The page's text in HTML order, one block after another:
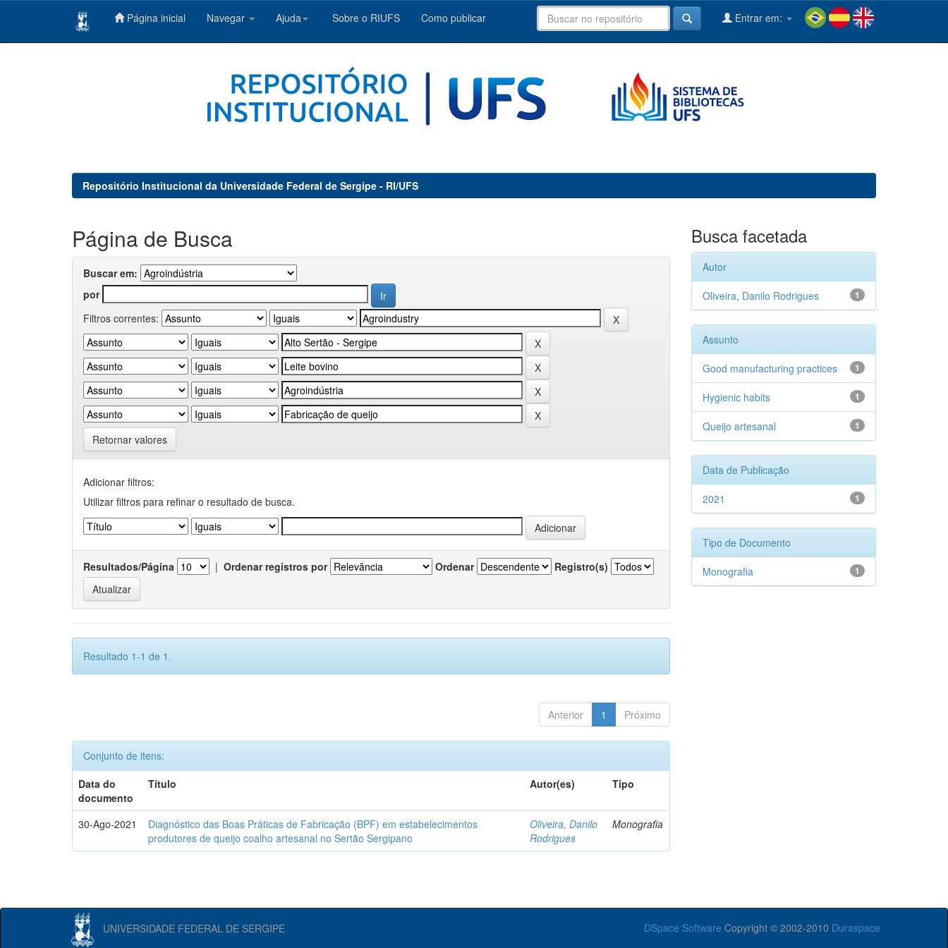
Página inicial Navegar Ajuda Sobre o RIUFS Como publicar Entrar em:
Repositório Institucional da Universidade Federal de Sergipe - RI/UFS
Página de Busca
Buscar em:
por
Filtros correntes:
Retornar valores
Adicionar filtros:
Utilizar filtros para refinar o resultado de busca.
Resultados/Página | Ordenar registros por Ordenar Registro(s)
Resultado 1-1 de 1.
Anterior 1 Próximo
Conjunto de itens:
Data do
documento
Título Autor(es) Tipo
30-Ago-2021
Diagnóstico das Boas Práticas de Fabricação (BPF) em estabelecimentos
produtores de queijo coalho artesanal no Sertão Sergipano
Oliveira, Danilo
Rodrigues
Monografia
Busca facetada
Autor
1
Oliveira, Danilo Rodrigues
Assunto
1
Good manufacturing practices
1
Hygienic habits
1
Queijo artesanal
Data de Publicação
1
2021
Tipo de Documento
1
Monografia
UNIVERSIDADE FEDERAL DE SERGIPE DSpace Software Copyright © 2002-2010 Duraspace